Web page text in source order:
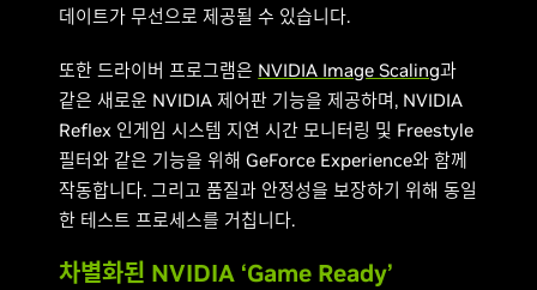
데이트가 무선으로 제공될 수 있습니다.
또한 드라이버 프로그램은 NVIDIA Image Scaling과
같은 새로운 NVIDIA 제어판 기능을 제공하며, NVIDIA
Reflex 인게임 시스템 지연 시간 모니터링 및 Freestyle
필터와 같은 기능을 위해 GeForce Experience와 함께
작동합니다. 그리고 품질과 안정성을 보장하기 위해 동일
한 테스트 프로세스를 거칩니다.
차별화된 NVIDIA ‘Game Ready’